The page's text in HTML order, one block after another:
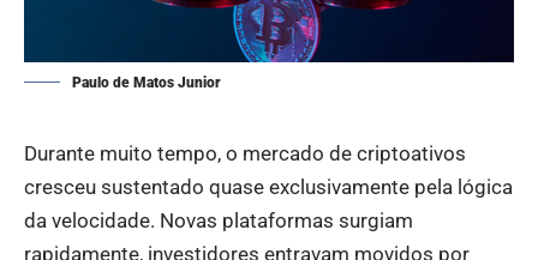
Paulo de Matos Junior
Durante muito tempo, o mercado de criptoativos
cresceu sustentado quase exclusivamente pela lógica
da velocidade. Novas plataformas surgiam
rapidamente, investidores entravam movidos por